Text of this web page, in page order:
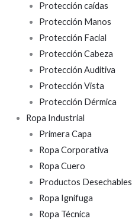
Protección caídas
Protección Manos
Protección Facial
Protección Cabeza
Protección Auditiva
Protección Vista
Protección Dérmica
Ropa Industrial
Primera Capa
Ropa Corporativa
Ropa Cuero
Productos Desechables
Ropa Ignifuga
Ropa Técnica